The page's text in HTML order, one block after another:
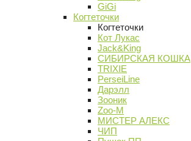
GiGi
Когтеточки
Когтеточки
Кот Лукас
Jack&King
СИБИРСКАЯ КОШКА
TRIXIE
PerseiLine
Дарэлл
Зооник
Zoo-M
МИСТЕР АЛЕКС
ЧИП